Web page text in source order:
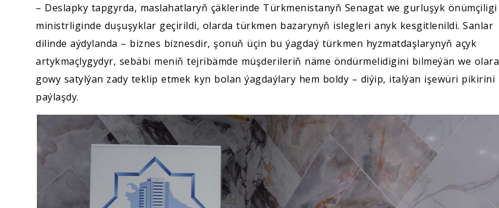
– Deslapky tapgyrda, maslahatlaryň çäklerinde Türkmenistanyň Senagat we gurluşyk önümçiligi
ministrliginde duşuşyklar geçirildi, olarda türkmen bazarynyň islegleri anyk kesgitlenildi. Sanlar
dilinde aýdylanda – biznes biznesdir, şonuň üçin bu ýagdaý türkmen hyzmatdaşlarynyň açyk
artykmaçlygydyr, sebäbi meniň tejribämde müşderileriň näme öndürmelidigini bilmeýän we olara
gowy satylýan zady teklip etmek kyn bolan ýagdaýlary hem boldy – diýip, italýan işewüri pikirini
paýlaşdy.